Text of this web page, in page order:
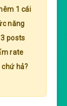
1 cái
năng
posts
rate
hả?